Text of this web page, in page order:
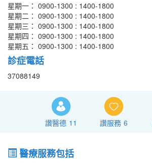
星期一： 0900-1300 : 1400-1800
星期二： 0900-1300 : 1400-1800
星期三： 0900-1300 : 1400-1800
星期四： 0900-1300 : 1400-1800
星期五： 0900-1300 : 1400-1800
診症電話
37088149
讚醫德 11 讚服務 6
醫療服務包括